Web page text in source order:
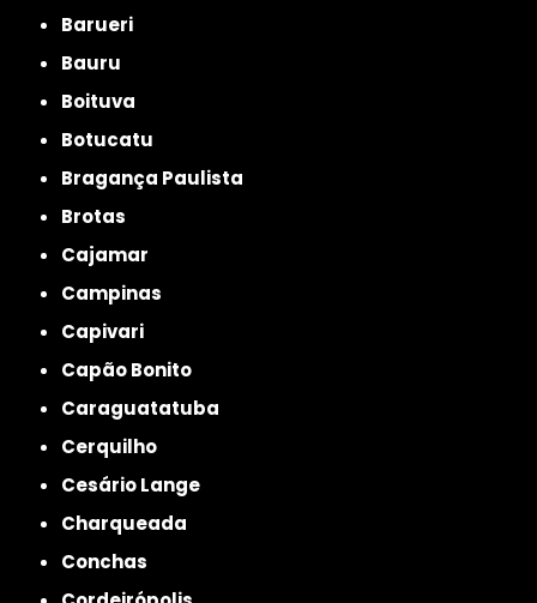
Barueri
Bauru
Boituva
Botucatu
Bragança Paulista
Brotas
Cajamar
Campinas
Capivari
Capão Bonito
Caraguatatuba
Cerquilho
Cesário Lange
Charqueada
Conchas